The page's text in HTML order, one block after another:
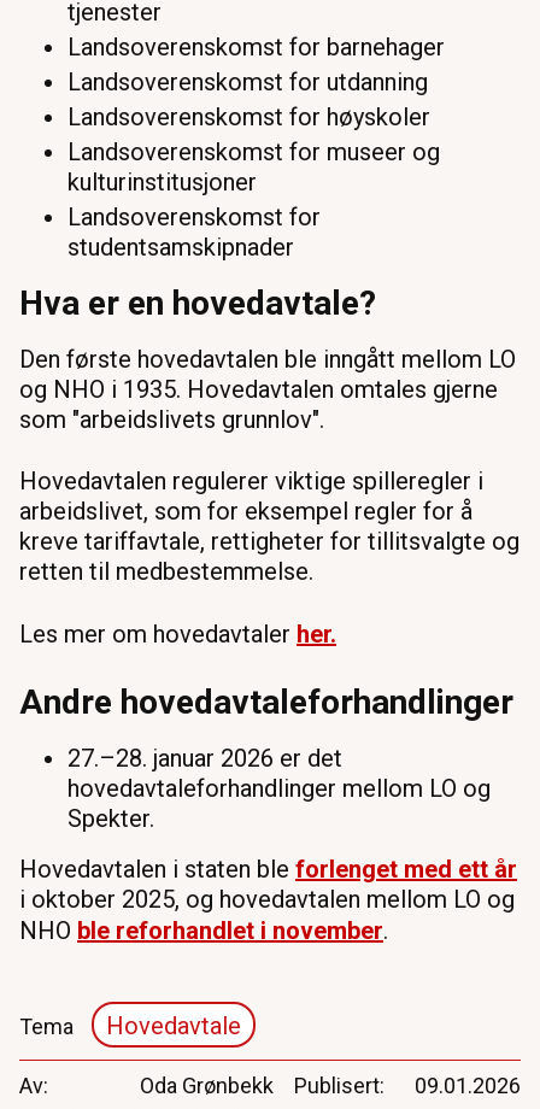
tjenester
Landsoverenskomst for barnehager
Landsoverenskomst for utdanning
Landsoverenskomst for høyskoler
Landsoverenskomst for museer og
kulturinstitusjoner
Landsoverenskomst for
studentsamskipnader
Hva er en hovedavtale?
Den første hovedavtalen ble inngått mellom LO
og NHO i 1935. Hovedavtalen omtales gjerne
som "arbeidslivets grunnlov".
Hovedavtalen regulerer viktige spilleregler i
arbeidslivet, som for eksempel regler for å
kreve tariffavtale, rettigheter for tillitsvalgte og
retten til medbestemmelse.
Les mer om hovedavtaler her.
Andre hovedavtaleforhandlinger
27.–28. januar 2026 er det
hovedavtaleforhandlinger mellom LO og
Spekter.
Hovedavtalen i staten ble forlenget med ett år
i oktober 2025, og hovedavtalen mellom LO og
NHO ble reforhandlet i november.
Tema Hovedavtale
Av Oda Grønbekk Publisert
09.01.2026